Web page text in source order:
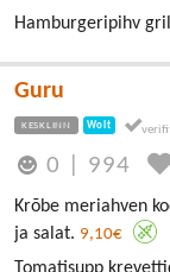
Hamburgeripihv
Guru
KESKLINN Wolt
0 994
Krõbe meriahven
ja salat. 9,10€